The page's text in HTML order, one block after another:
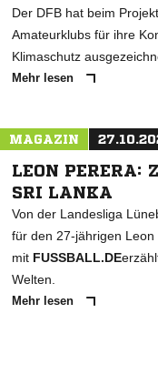
Der DFB hat beim
Amateurklubs für ihre
Klimaschutz
Mehr lesen
MAGAZIN
LEON PERERA:
SRI LANKA
Von der Landesliga
für den 27-jährigen
mit FUSSBALL.DE
Welten.
Mehr lesen